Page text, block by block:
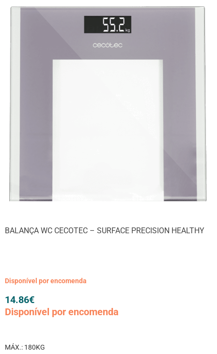
BALANÇA WC CECOTEC – SURFACE PRECISION HEALTHY
Disponível por encomenda
14.86€
Disponível por encomenda
MÁX.: 180KG